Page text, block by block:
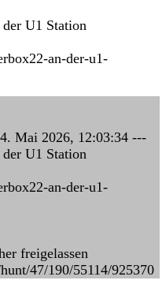
U1 Station
an-der-u1-
Mai 2026, 12:03:34 ---
U1 Station
an-der-u1-
freigelassen
47/190/55114/925370